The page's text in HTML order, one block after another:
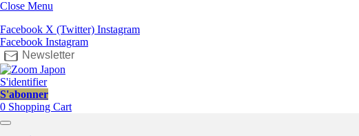
Close Menu
Facebook X (Twitter) Instagram
Facebook Instagram
Newsletter
S'identifier
S'abonner
0 Shopping Cart